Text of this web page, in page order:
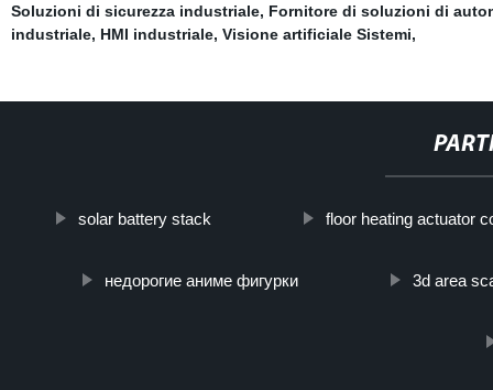
Soluzioni di sicurezza industriale, Fornitore di soluzioni di
industriale, HMI industriale, Visione artificiale Sistemi,
solar battery stack floor heating actuator
недорогие аниме фигурки 3d area